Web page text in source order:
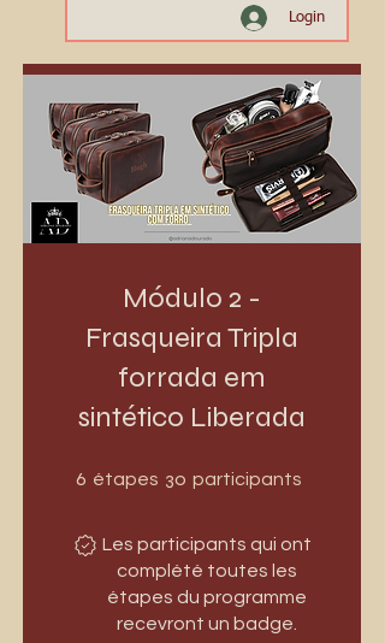
Login
Módulo 2 -
Frasqueira Tripla
forrada em
sintético Liberada
6 étapes 6 étapes
30 participants
Les participants qui ont
complété toutes les
étapes du programme
recevront un badge.